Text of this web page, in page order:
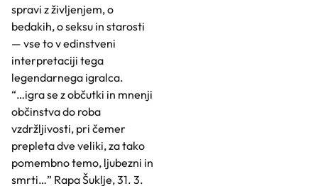
spravi z življenjem, o
bedakih, o seksu in starosti
— vse to v edinstveni
interpretaciji tega
legendarnega igralca.
“…igra se z občutki in mnenji
občinstva do roba
vzdržljivosti, pri čemer
prepleta dve veliki, za tako
pomembno temo, ljubezni in
smrti…” Rapa Šuklje, 31. 3.